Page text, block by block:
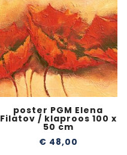
poster PGM Elena
Filatov / klaproos 100 x
50 cm
€ 48,00